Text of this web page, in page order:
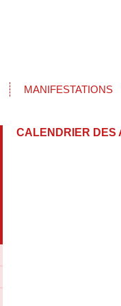
MANIFESTATIONS
CALENDRIER DES